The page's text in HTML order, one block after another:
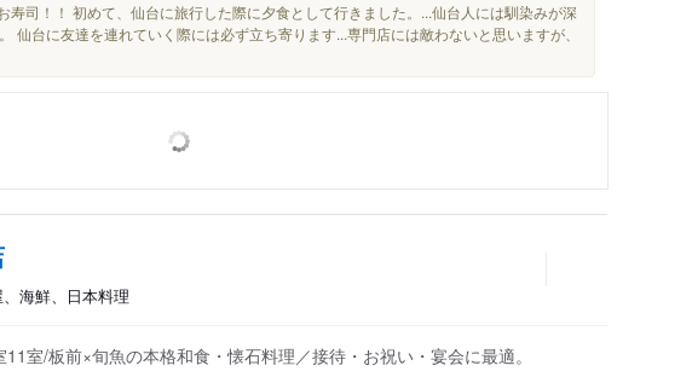
寿司！！ 初めて、仙台に旅行した際に夕食として行きました。...仙台人には馴染みが深
仙台に友達を連れていく際には必ず立ち寄ります...専門店には敵わないと思いますが、
海鮮、日本料理
11室/板前×旬魚の本格和食・懐石料理／接待・お祝い・宴会に最適。